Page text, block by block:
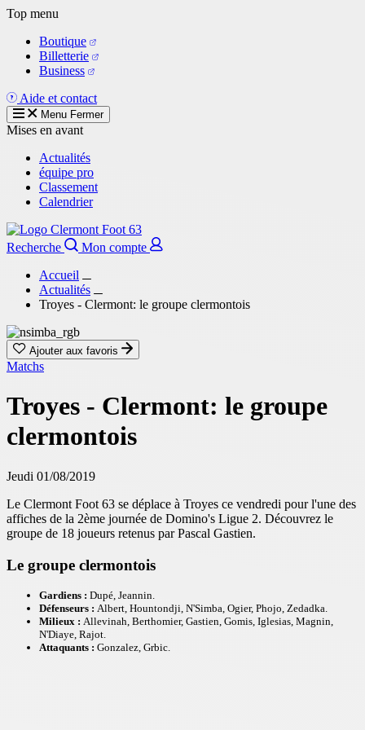
Aller
contenu
principal
Top menu
Boutique
Billetterie
Business
Aide et contact
Menu Fermer
Mises en avant
Actualités
équipe pro
Classement
Calendrier
Recherche
Mon compte
Accueil
Actualités
Troyes - Clermont: le groupe clermontois
Ajouter aux favoris
Matchs
Troyes - Clermont: le groupe
clermontois
Jeudi 01/08/2019
Le Clermont Foot 63 se déplace à Troyes ce vendredi pour l'une des
affiches de la 2ème journée de Domino's Ligue 2. Découvrez le
groupe de 18 joueurs retenus par Pascal Gastien.
Le groupe clermontois
Gardiens : Dupé, Jeannin.
Défenseurs : Albert, Hountondji, N'Simba, Ogier, Phojo, Zedadka.
Milieux : Allevinah, Berthomier, Gastien, Gomis, Iglesias, Magnin,
N'Diaye, Rajot.
Attaquants : Gonzalez, Grbic.